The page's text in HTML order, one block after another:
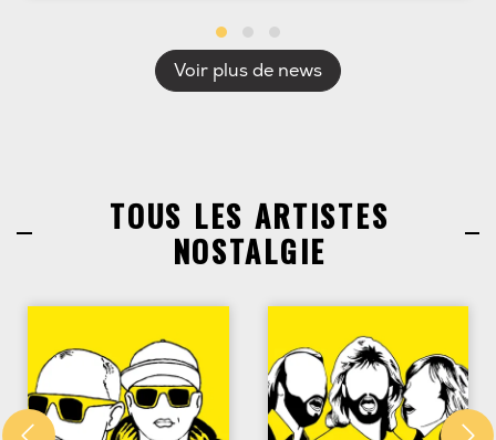
Voir plus de news
TOUS LES ARTISTES
NOSTALGIE